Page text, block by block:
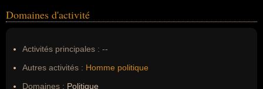
Domaines d'activité
Activités principales : --
Autres activités : Homme politique
Domaines : Politique